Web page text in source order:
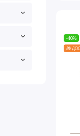
-40%
🎁